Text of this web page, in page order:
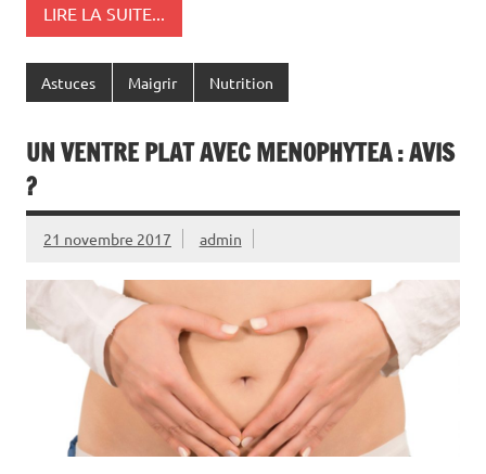
LIRE LA SUITE...
Astuces Maigrir Nutrition
UN VENTRE PLAT AVEC MENOPHYTEA : AVIS
?
21 novembre 2017 admin